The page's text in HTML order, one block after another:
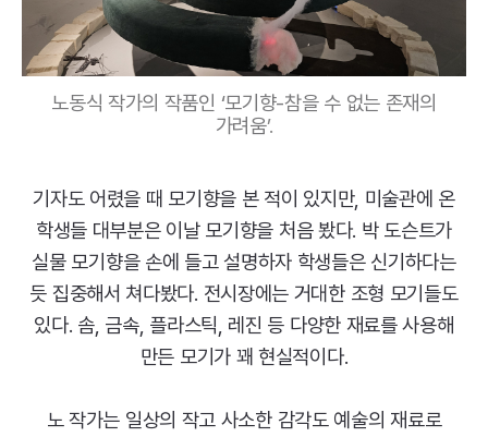
노동식 작가의 작품인 ‘모기향-참을 수 없는 존재의
가려움’.
기자도 어렸을 때 모기향을 본 적이 있지만, 미술관에 온
학생들 대부분은 이날 모기향을 처음 봤다. 박 도슨트가
실물 모기향을 손에 들고 설명하자 학생들은 신기하다는
듯 집중해서 쳐다봤다. 전시장에는 거대한 조형 모기들도
있다. 솜, 금속, 플라스틱, 레진 등 다양한 재료를 사용해
만든 모기가 꽤 현실적이다.
노 작가는 일상의 작고 사소한 감각도 예술의 재료로